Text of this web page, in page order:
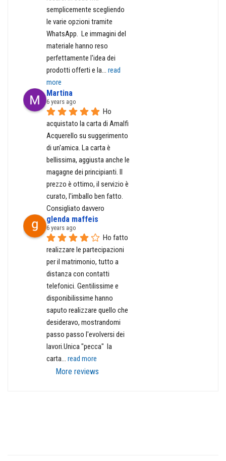
semplicemente scegliendo
le varie opzioni tramite
WhatsApp.  Le immagini del
materiale hanno reso
perfettamente l'idea dei
prodotti offerti e la... read
more
Martina
6 years ago
Ho
acquistato la carta di Amalfi
Acquerello su suggerimento
di un'amica. La carta è
bellissima, aggiusta anche le
magagne dei principianti. Il
prezzo è ottimo, il servizio è
curato, l'imballo ben fatto.
Consigliato davvero
glenda maffeis
6 years ago
Ho fatto
realizzare le partecipazioni
per il matrimonio, tutto a
distanza con contatti
telefonici. Gentilissime e
disponibilissime hanno
saputo realizzare quello che
desideravo, mostrandomi
passo passo l'evolversi dei
lavori.Unica "pecca"  la
carta... read more
More reviews